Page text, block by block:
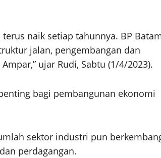
naik setiap tahunnya. BP
jalan, pengembangan dan
ujar Rudi, Sabtu (1/4/2023).
bagi pembangunan ekonomi
sektor industri pun
perdagangan.